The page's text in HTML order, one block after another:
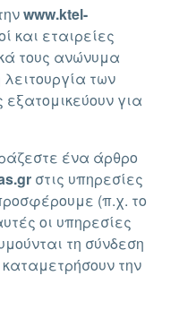
www.ktel-
και εταιρείες
τους ανώνυμα
των
για
ένα άρθρο
στις υπηρεσίες
(π.χ. το
οι υπηρεσίες
τη σύνδεση
την